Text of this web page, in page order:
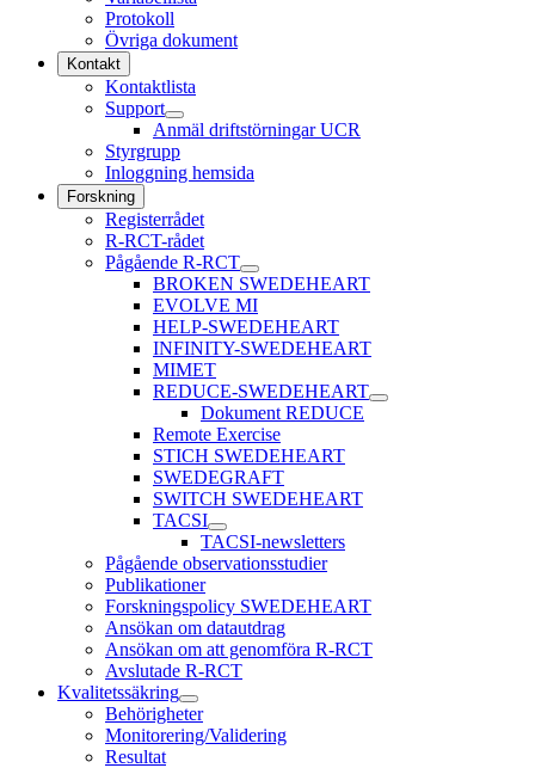
Protokoll
Övriga dokument
Kontakt
Kontaktlista
Support
Anmäl driftstörningar UCR
Styrgrupp
Inloggning hemsida
Forskning
Registerrådet
R-RCT-rådet
Pågående R-RCT
BROKEN SWEDEHEART
EVOLVE MI
HELP-SWEDEHEART
INFINITY-SWEDEHEART
MIMET
REDUCE-SWEDEHEART
Dokument REDUCE
Remote Exercise
STICH SWEDEHEART
SWEDEGRAFT
SWITCH SWEDEHEART
TACSI
TACSI-newsletters
Pågående observationsstudier
Publikationer
Forskningspolicy SWEDEHEART
Ansökan om datautdrag
Ansökan om att genomföra R-RCT
Avslutade R-RCT
Kvalitetssäkring
Behörigheter
Monitorering/Validering
Resultat